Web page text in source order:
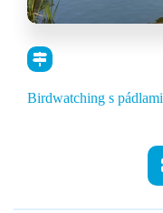
Birdwatching s pádlami